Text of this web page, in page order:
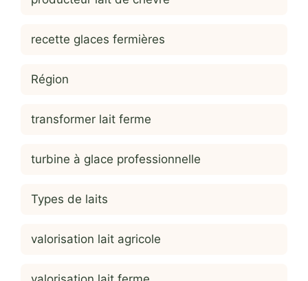
recette glaces fermières
Région
transformer lait ferme
turbine à glace professionnelle
Types de laits
valorisation lait agricole